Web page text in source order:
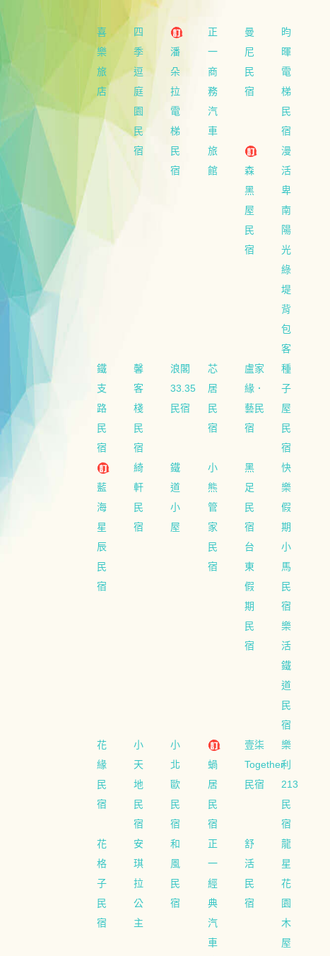
喜
樂
旅
店
四
季
逗
庭
園
民
宿
潘
朵
拉
電
梯
民
宿
正
一
商
務
汽
車
旅
館
曼
尼
民
宿
昀
暉
電
梯
民
宿
森
黑
屋
民
宿
漫
活
卑
南
陽
光
綠
堤
背
包
客
鐵
支
路
民
宿
馨
客
棧
民
宿
浪閣
33.35
民宿
芯
居
民
宿
盧家
緣．
藝民
宿
種
子
屋
民
宿
藍
海
星
辰
民
宿
綺
軒
民
宿
鐵
道
小
屋
小
熊
管
家
民
宿
黑
足
民
宿
快
樂
假
期
台
東
假
期
民
宿
小
馬
民
宿
樂
活
鐵
道
民
宿
花
緣
民
宿
小
天
地
民
宿
小
北
歐
民
宿
蝸
居
民
宿
壹柒
Together
民宿
樂
利
213
民
宿
花
格
子
民
宿
安
琪
拉
公
主
和
風
民
宿
正
一
經
典
汽
車
舒
活
民
宿
龍
星
花
園
木
屋